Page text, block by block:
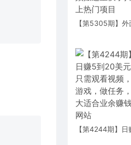
【第5305期】外
手抖音上热门项目
【第4244期】日